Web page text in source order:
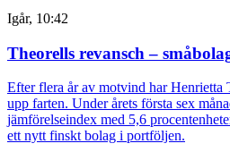
Igår, 10:42
Theorells revansch –
Efter flera år av motvind har Henrietta
upp farten. Under årets första sex
jämförelseindex med 5,6
ett nytt finskt bolag i portföljen.